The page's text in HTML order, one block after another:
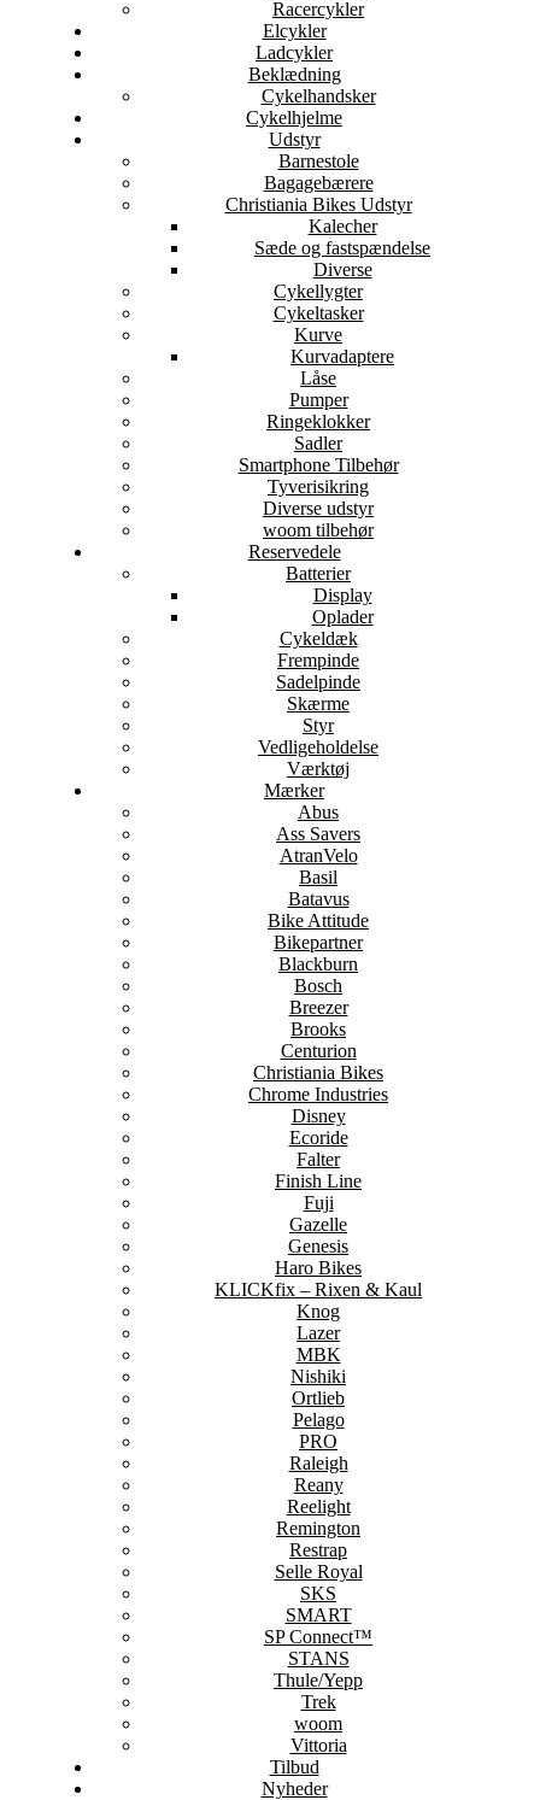
Racercykler
Elcykler
Ladcykler
Beklædning
Cykelhandsker
Cykelhjelme
Udstyr
Barnestole
Bagagebærere
Christiania Bikes Udstyr
Kalecher
Sæde og fastspændelse
Diverse
Cykellygter
Cykeltasker
Kurve
Kurvadaptere
Låse
Pumper
Ringeklokker
Sadler
Smartphone Tilbehør
Tyverisikring
Diverse udstyr
woom tilbehør
Reservedele
Batterier
Display
Oplader
Cykeldæk
Frempinde
Sadelpinde
Skærme
Styr
Vedligeholdelse
Værktøj
Mærker
Abus
Ass Savers
AtranVelo
Basil
Batavus
Bike Attitude
Bikepartner
Blackburn
Bosch
Breezer
Brooks
Centurion
Christiania Bikes
Chrome Industries
Disney
Ecoride
Falter
Finish Line
Fuji
Gazelle
Genesis
Haro Bikes
KLICKfix – Rixen & Kaul
Knog
Lazer
MBK
Nishiki
Ortlieb
Pelago
PRO
Raleigh
Reany
Reelight
Remington
Restrap
Selle Royal
SKS
SMART
SP Connect™
STANS
Thule/Yepp
Trek
woom
Vittoria
Tilbud
Nyheder